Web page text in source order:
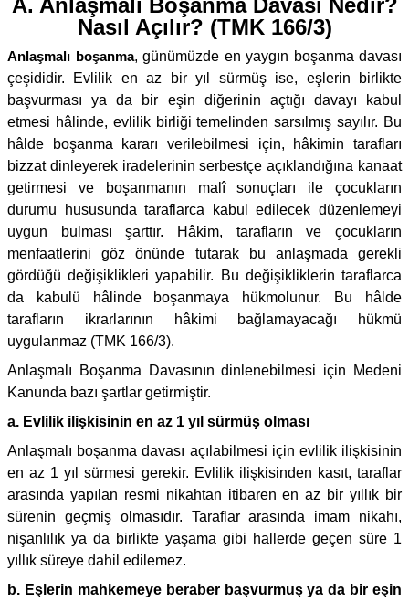
Nasıl Açılır? (TMK 166/3)
Anlaşmalı boşanma, günümüzde en yaygın boşanma davası
çeşididir. Evlilik en az bir yıl sürmüş ise, eşlerin birlikte
başvurması ya da bir eşin diğerinin açtığı davayı kabul
etmesi hâlinde, evlilik birliği temelinden sarsılmış sayılır. Bu
hâlde boşanma kararı verilebilmesi için, hâkimin tarafları
bizzat dinleyerek iradelerinin serbestçe açıklandığına kanaat
getirmesi ve boşanmanın malî sonuçları ile çocukların
durumu hususunda taraflarca kabul edilecek düzenlemeyi
uygun bulması şarttır. Hâkim, tarafların ve çocukların
menfaatlerini göz önünde tutarak bu anlaşmada gerekli
gördüğü değişiklikleri yapabilir. Bu değişikliklerin taraflarca
da kabulü hâlinde boşanmaya hükmolunur. Bu hâlde
tarafların ikrarlarının hâkimi bağlamayacağı hükmü
uygulanmaz (TMK 166/3).
Anlaşmalı Boşanma Davasının dinlenebilmesi için Medeni
Kanunda bazı şartlar getirmiştir.
a. Evlilik ilişkisinin en az 1 yıl sürmüş olması
Anlaşmalı boşanma davası açılabilmesi için evlilik ilişkisinin
en az 1 yıl sürmesi gerekir. Evlilik ilişkisinden kasıt, taraflar
arasında yapılan resmi nikahtan itibaren en az bir yıllık bir
sürenin geçmiş olmasıdır. Taraflar arasında imam nikahı,
nişanlılık ya da birlikte yaşama gibi hallerde geçen süre 1
yıllık süreye dahil edilemez.
b. Eşlerin mahkemeye beraber başvurmuş ya da bir eşin